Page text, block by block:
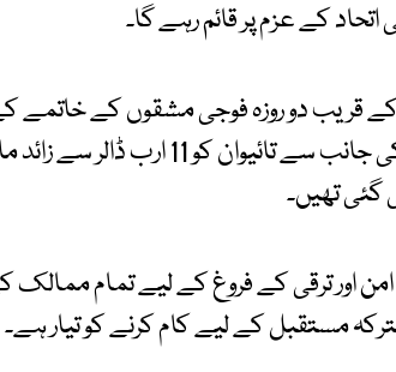
کے عزم پر قائم رہے گا۔
قریب دو روزہ فوجی مشقوں کے خاتمے
سامنے آیا ہے۔ یہ مشقیں امریکا کی جانب سے
تھیں۔
اور ترقی کے فروغ کے لیے تمام ممالک
مستقبل کے لیے کام کرنے کو تیار ہے۔